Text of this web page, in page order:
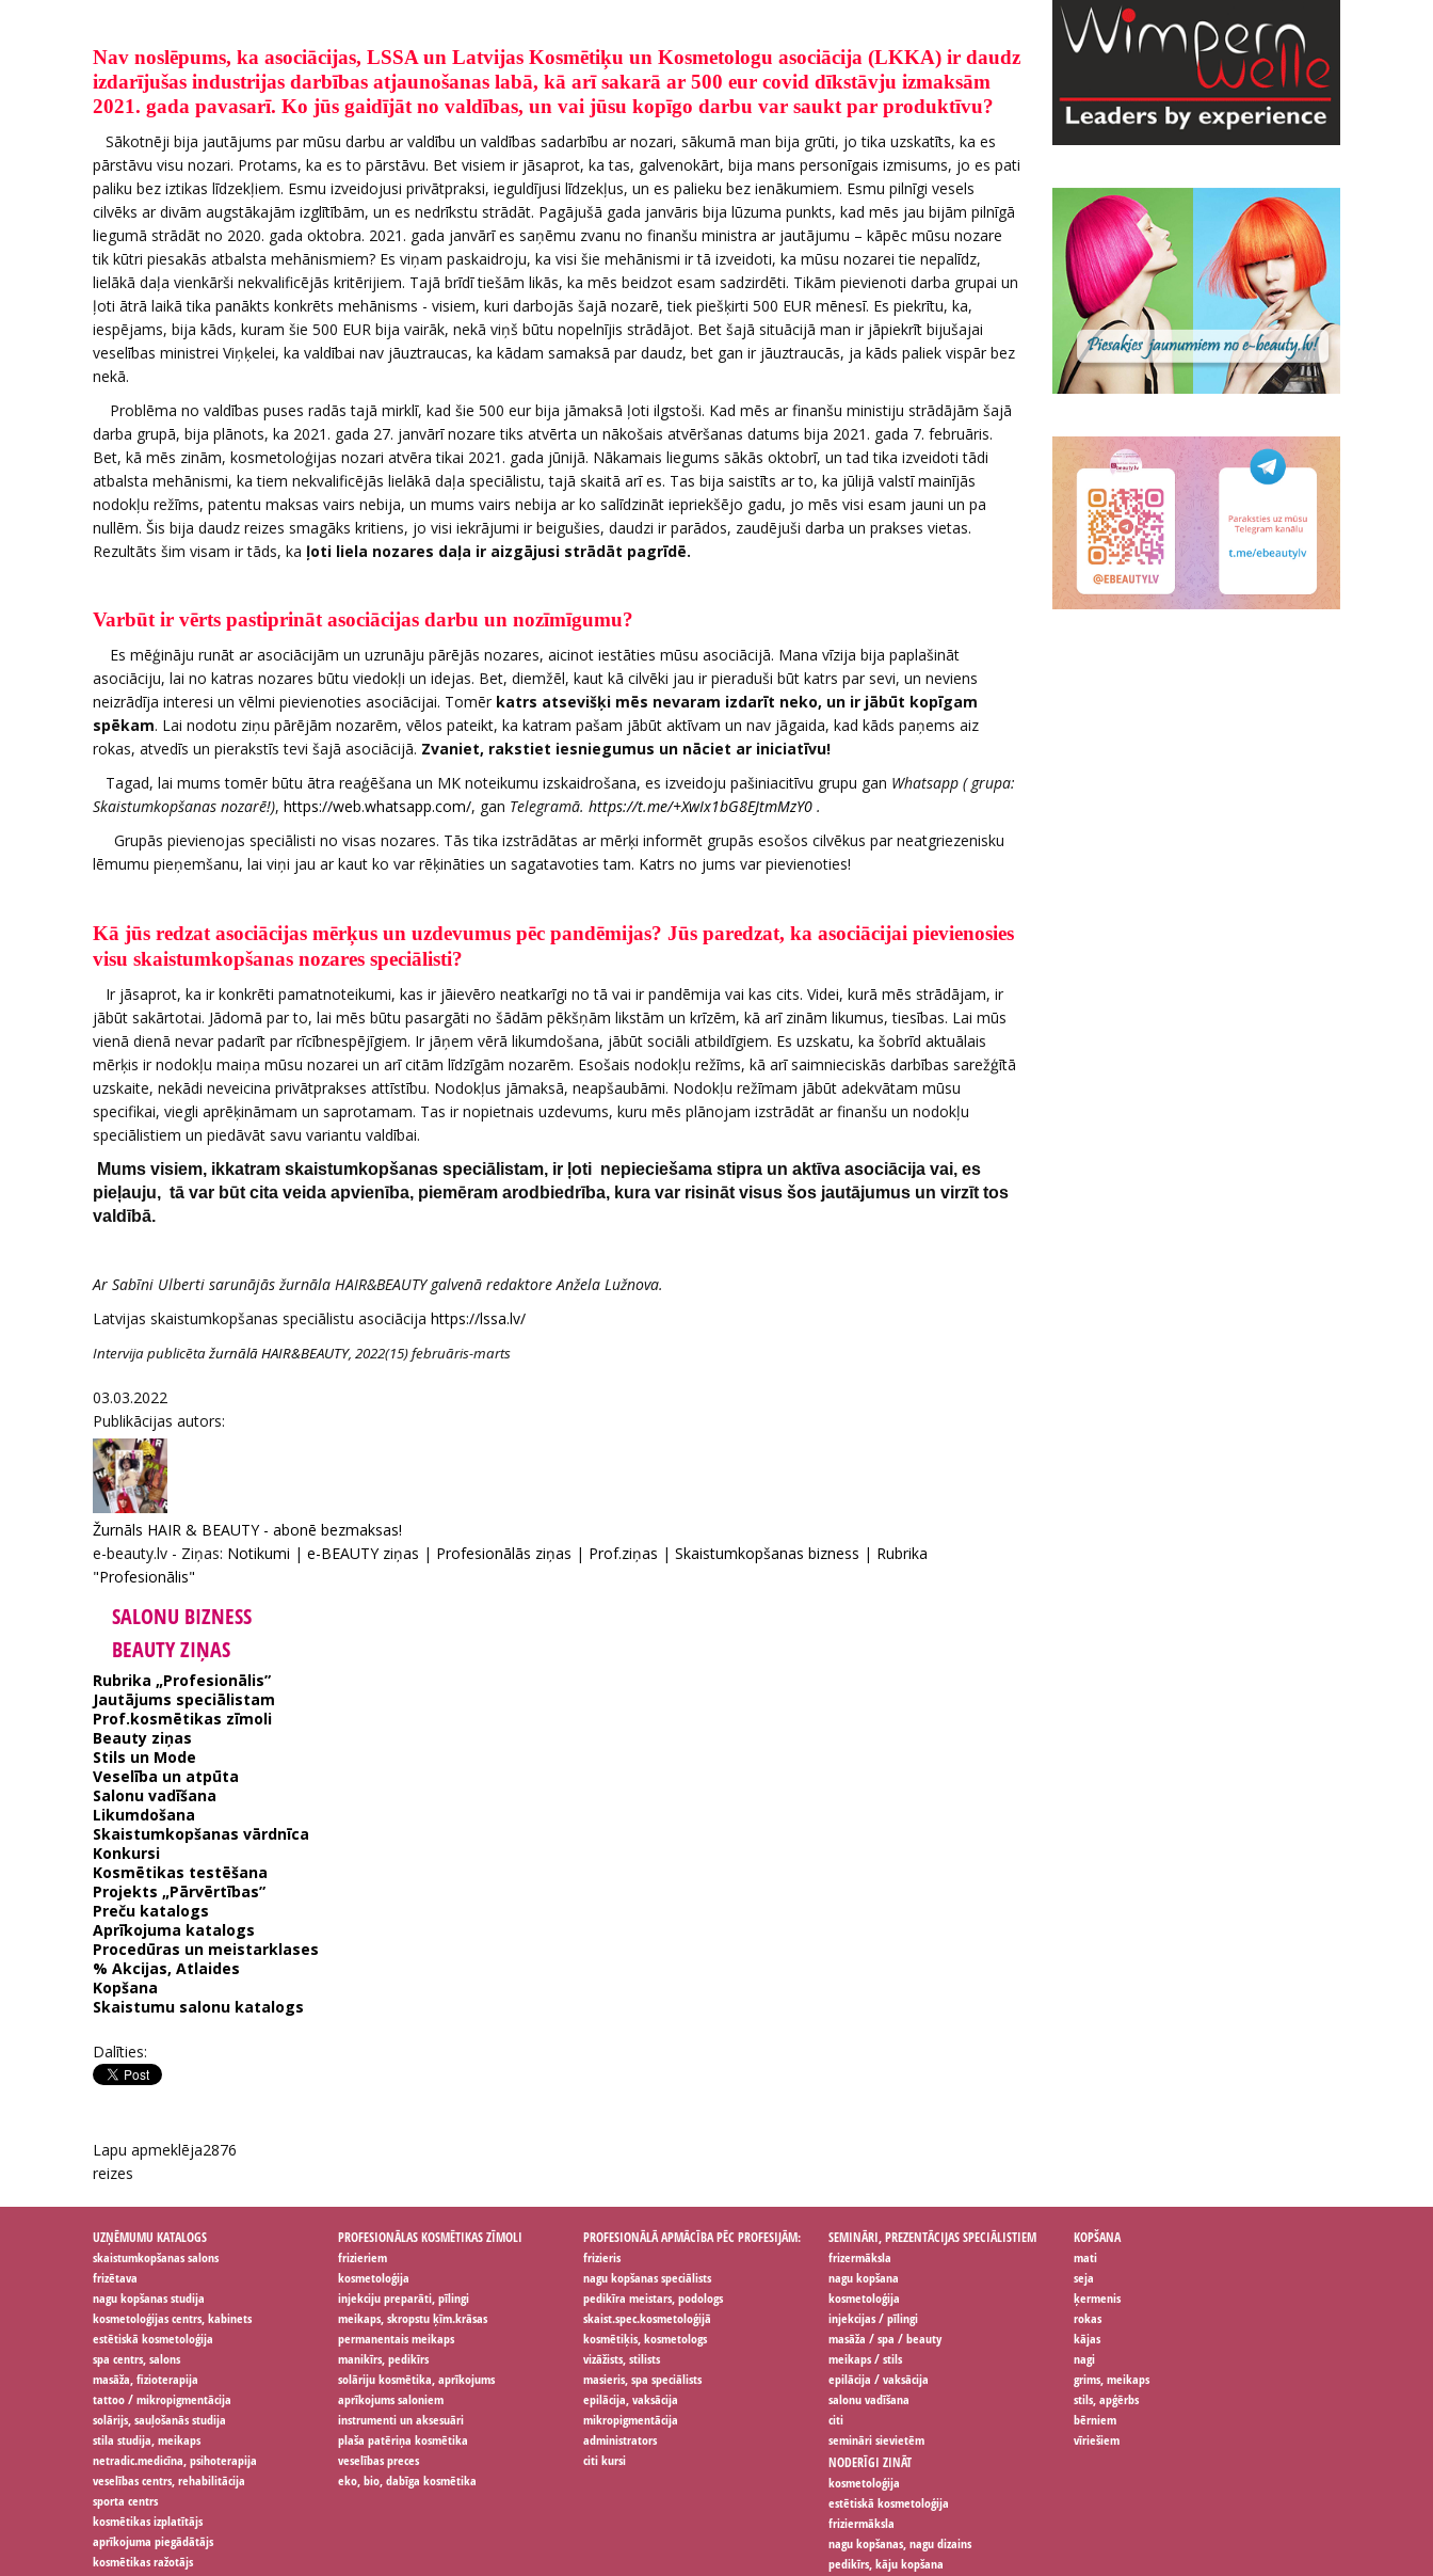
Nav noslēpums, ka asociācijas, LSSA un Latvijas Kosmētiķu un Kosmetologu asociācija (LKKA) ir daudz
izdarījušas industrijas darbības atjaunošanas labā, kā arī sakarā ar 500 eur covid dīkstāvju izmaksām
2021. gada pavasarī. Ko jūs gaidījāt no valdības, un vai jūsu kopīgo darbu var saukt par produktīvu?
Sākotnēji bija jautājums par mūsu darbu ar valdību un valdības sadarbību ar nozari, sākumā man bija grūti, jo tika uzskatīts, ka es
pārstāvu visu nozari. Protams, ka es to pārstāvu. Bet visiem ir jāsaprot, ka tas, galvenokārt, bija mans personīgais izmisums, jo es pati
paliku bez iztikas līdzekļiem. Esmu izveidojusi privātpraksi, ieguldījusi līdzekļus, un es palieku bez ienākumiem. Esmu pilnīgi vesels
cilvēks ar divām augstākajām izglītībām, un es nedrīkstu strādāt. Pagājušā gada janvāris bija lūzuma punkts, kad mēs jau bijām pilnīgā
liegumā strādāt no 2020. gada oktobra. 2021. gada janvārī es saņēmu zvanu no finanšu ministra ar jautājumu – kāpēc mūsu nozare
tik kūtri piesakās atbalsta mehānismiem? Es viņam paskaidroju, ka visi šie mehānismi ir tā izveidoti, ka mūsu nozarei tie nepalīdz,
lielākā daļa vienkārši nekvalificējās kritērijiem. Tajā brīdī tiešām likās, ka mēs beidzot esam sadzirdēti. Tikām pievienoti darba grupai un
ļoti ātrā laikā tika panākts konkrēts mehānisms - visiem, kuri darbojās šajā nozarē, tiek piešķirti 500 EUR mēnesī. Es piekrītu, ka,
iespējams, bija kāds, kuram šie 500 EUR bija vairāk, nekā viņš būtu nopelnījis strādājot. Bet šajā situācijā man ir jāpiekrīt bijušajai
veselības ministrei Viņķelei, ka valdībai nav jāuztraucas, ka kādam samaksā par daudz, bet gan ir jāuztraucās, ja kāds paliek vispār bez
nekā.
Problēma no valdības puses radās tajā mirklī, kad šie 500 eur bija jāmaksā ļoti ilgstoši. Kad mēs ar finanšu ministiju strādājām šajā
darba grupā, bija plānots, ka 2021. gada 27. janvārī nozare tiks atvērta un nākošais atvēršanas datums bija 2021. gada 7. februāris.
Bet, kā mēs zinām, kosmetoloģijas nozari atvēra tikai 2021. gada jūnijā. Nākamais liegums sākās oktobrī, un tad tika izveidoti tādi
atbalsta mehānismi, ka tiem nekvalificējās lielākā daļa speciālistu, tajā skaitā arī es. Tas bija saistīts ar to, ka jūlijā valstī mainījās
nodokļu režīms, patentu maksas vairs nebija, un mums vairs nebija ar ko salīdzināt iepriekšējo gadu, jo mēs visi esam jauni un pa
nullēm. Šis bija daudz reizes smagāks kritiens, jo visi iekrājumi ir beigušies, daudzi ir parādos, zaudējuši darba un prakses vietas.
Rezultāts šim visam ir tāds, ka ļoti liela nozares daļa ir aizgājusi strādāt pagrīdē.
Varbūt ir vērts pastiprināt asociācijas darbu un nozīmīgumu?
Es mēģināju runāt ar asociācijām un uzrunāju pārējās nozares, aicinot iestāties mūsu asociācijā. Mana vīzija bija paplašināt
asociāciju, lai no katras nozares būtu viedokļi un idejas. Bet, diemžēl, kaut kā cilvēki jau ir pieraduši būt katrs par sevi, un neviens
neizrādīja interesi un vēlmi pievienoties asociācijai. Tomēr katrs atsevišķi mēs nevaram izdarīt neko, un ir jābūt kopīgam
spēkam. Lai nodotu ziņu pārējām nozarēm, vēlos pateikt, ka katram pašam jābūt aktīvam un nav jāgaida, kad kāds paņems aiz
rokas, atvedīs un pierakstīs tevi šajā asociācijā. Zvaniet, rakstiet iesniegumus un nāciet ar iniciatīvu!
Tagad, lai mums tomēr būtu ātra reaģēšana un MK noteikumu izskaidrošana, es izveidoju pašiniacitīvu grupu gan Whatsapp ( grupa:
Skaistumkopšanas nozarē!), https://web.whatsapp.com/, gan Telegramā. https://t.me/+XwIx1bG8EJtmMzY0 .
Grupās pievienojas speciālisti no visas nozares. Tās tika izstrādātas ar mērķi informēt grupās esošos cilvēkus par neatgriezenisku
lēmumu pieņemšanu, lai viņi jau ar kaut ko var rēķināties un sagatavoties tam. Katrs no jums var pievienoties!
Kā jūs redzat asociācijas mērķus un uzdevumus pēc pandēmijas? Jūs paredzat, ka asociācijai pievienosies
visu skaistumkopšanas nozares speciālisti?
Ir jāsaprot, ka ir konkrēti pamatnoteikumi, kas ir jāievēro neatkarīgi no tā vai ir pandēmija vai kas cits. Videi, kurā mēs strādājam, ir
jābūt sakārtotai. Jādomā par to, lai mēs būtu pasargāti no šādām pēkšņām likstām un krīzēm, kā arī zinām likumus, tiesības. Lai mūs
vienā dienā nevar padarīt par rīcībnespējīgiem. Ir jāņem vērā likumdošana, jābūt sociāli atbildīgiem. Es uzskatu, ka šobrīd aktuālais
mērķis ir nodokļu maiņa mūsu nozarei un arī citām līdzīgām nozarēm. Esošais nodokļu režīms, kā arī saimnieciskās darbības sarežģītā
uzskaite, nekādi neveicina privātprakses attīstību. Nodokļus jāmaksā, neapšaubāmi. Nodokļu režīmam jābūt adekvātam mūsu
specifikai, viegli aprēķināmam un saprotamam. Tas ir nopietnais uzdevums, kuru mēs plānojam izstrādāt ar finanšu un nodokļu
speciālistiem un piedāvāt savu variantu valdībai.
Mums visiem, ikkatram skaistumkopšanas speciālistam, ir ļoti nepieciešama stipra un aktīva asociācija vai, es
pieļauju, tā var būt cita veida apvienība, piemēram arodbiedrība, kura var risināt visus šos jautājumus un virzīt tos
valdībā.
Ar Sabīni Ulberti sarunājās žurnāla HAIR&BEAUTY galvenā redaktore Anžela Lužnova.
Latvijas skaistumkopšanas speciālistu asociācija https://lssa.lv/
Intervija publicētažurnālā HAIR&BEAUTY, 2022(15) februāris-marts
03.03.2022
Publikācijas autors:
Žurnāls HAIR & BEAUTY - abonē bezmaksas!
e-beauty.lv - Ziņas: Notikumi | e-BEAUTY ziņas | Profesionālās ziņas | Prof.ziņas | Skaistumkopšanas bizness | Rubrika
"Profesionālis"
SALONU BIZNESS
BEAUTY ZIŅAS
Rubrika „Profesionālis”
Jautājums speciālistam
Prof.kosmētikas zīmoli
Beauty ziņas
Stils un Mode
Veselība un atpūta
Salonu vadīšana
Likumdošana
Skaistumkopšanas vārdnīca
Konkursi
Kosmētikas testēšana
Projekts „Pārvērtības”
Preču katalogs
Aprīkojuma katalogs
Procedūras un meistarklases
% Akcijas, Atlaides
Kopšana
Skaistumu salonu katalogs
Dalīties:
Lapu apmeklēja2876
reizes
UZŅĒMUMU KATALOGS
skaistumkopšanas salons
frizētava
nagu kopšanas studija
kosmetoloģijas centrs, kabinets
estētiskā kosmetoloģija
spa centrs, salons
masāža, fizioterapija
tattoo / mikropigmentācija
solārijs, sauļošanās studija
stila studija, meikaps
netradic.medicīna, psihoterapija
veselības centrs, rehabilitācija
sporta centrs
kosmētikas izplatītājs
aprīkojuma piegādātājs
kosmētikas ražotājs
PROFESIONĀLAS KOSMĒTIKAS ZĪMOLI
frizieriem
kosmetoloģija
injekciju preparāti, pīlingi
meikaps, skropstu ķīm.krāsas
permanentais meikaps
manikīrs, pedikīrs
solāriju kosmētika, aprīkojums
aprīkojums saloniem
instrumenti un aksesuāri
plaša patēriņa kosmētika
veselības preces
eko, bio, dabīga kosmētika
PROFESIONĀLĀ APMĀCĪBA PĒC PROFESIJĀM:
frizieris
nagu kopšanas speciālists
pedikīra meistars, podologs
skaist.spec.kosmetoloģijā
kosmētiķis, kosmetologs
vizāžists, stilists
masieris, spa speciālists
epilācija, vaksācija
mikropigmentācija
administrators
citi kursi
SEMINĀRI, PREZENTĀCIJAS SPECIĀLISTIEM
frizermāksla
nagu kopšana
kosmetoloģija
injekcijas / pīlingi
masāža / spa / beauty
meikaps / stils
epilācija / vaksācija
salonu vadīšana
citi
semināri sievietēm
KOPŠANA
mati
seja
ķermenis
rokas
kājas
nagi
grims, meikaps
stils, apģērbs
bērniem
vīriešiem
NODERĪGI ZINĀT
kosmetoloģija
estētiskā kosmetoloģija
friziermāksla
nagu kopšanas, nagu dizains
pedikīrs, kāju kopšana